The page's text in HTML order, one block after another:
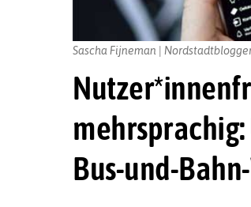
mehrsprachig:
Bus-und-
Sascha Fijneman |